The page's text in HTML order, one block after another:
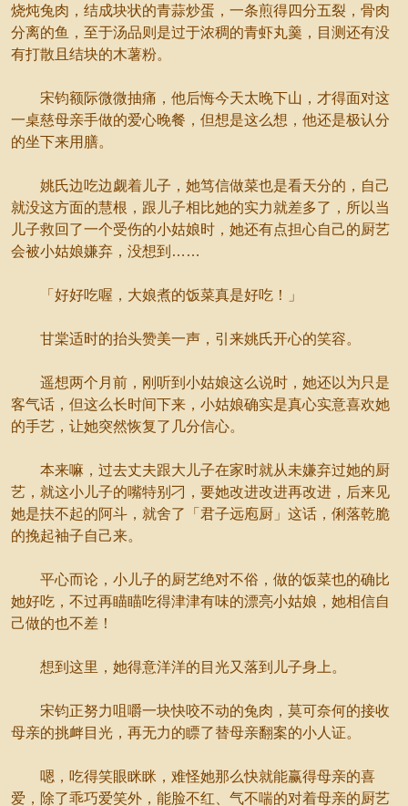
烧炖兔肉，结成块状的青蒜炒蛋，一条煎得四分五裂，骨肉
分离的鱼，至于汤品则是过于浓稠的青虾丸羹，目测还有没
有打散且结块的木薯粉。
宋钧额际微微抽痛，他后悔今天太晚下山，才得面对这
一桌慈母亲手做的爱心晚餐，但想是这么想，他还是极认分
的坐下来用膳。
姚氏边吃边觑着儿子，她笃信做菜也是看天分的，自己
就没这方面的慧根，跟儿子相比她的实力就差多了，所以当
儿子救回了一个受伤的小姑娘时，她还有点担心自己的厨艺
会被小姑娘嫌弃，没想到……
「好好吃喔，大娘煮的饭菜真是好吃！」
甘棠适时的抬头赞美一声，引来姚氏开心的笑容。
遥想两个月前，刚听到小姑娘这么说时，她还以为只是
客气话，但这么长时间下来，小姑娘确实是真心实意喜欢她
的手艺，让她突然恢复了几分信心。
本来嘛，过去丈夫跟大儿子在家时就从未嫌弃过她的厨
艺，就这小儿子的嘴特别刁，要她改进改进再改进，后来见
她是扶不起的阿斗，就舍了「君子远庖厨」这话，俐落乾脆
的挽起袖子自己来。
平心而论，小儿子的厨艺绝对不俗，做的饭菜也的确比
她好吃，不过再瞄瞄吃得津津有味的漂亮小姑娘，她相信自
己做的也不差！
想到这里，她得意洋洋的目光又落到儿子身上。
宋钧正努力咀嚼一块快咬不动的兔肉，莫可奈何的接收
母亲的挑衅目光，再无力的瞟了替母亲翻案的小人证。
嗯，吃得笑眼眯眯，难怪她那么快就能赢得母亲的喜
爱，除了乖巧爱笑外，能脸不红、气不喘的对着母亲的厨艺